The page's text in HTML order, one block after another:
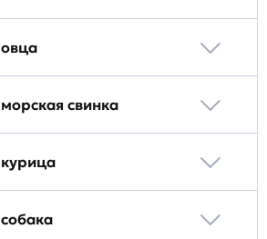
овца
морская свинка
курица
собака